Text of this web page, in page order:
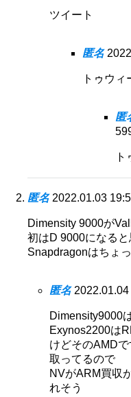
ツイート
匿名
トゥウィ
匿
ト
匿名 2022.01.03
Dimensity 9000が
初はD 9000になると
Snapdragonはちょ
匿名
Dimensity9000
Exynos2200は
けどそのAMD
取ってるので
NVがARM買収
れそう